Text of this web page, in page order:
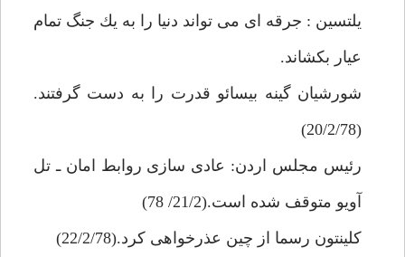
يلتسين : جرقه اى مى تواند دنيا را به يك جنگ تمام
عيار بكشاند.
شورشيان گينه بيسائو قدرت را به دست گرفتند.
(20/2/78)
رئيس مجلس اردن: عادى سازى روابط امان ـ تل
آويو متوقف شده است.(21/2/ 78)
كلينتون رسما از چين عذرخواهى كرد.(22/2/78)